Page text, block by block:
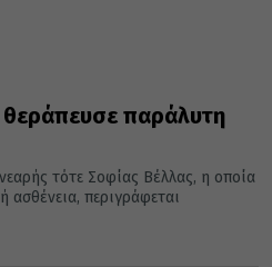
παράλυτη
τότε Σοφίας Βέλλας, η οποία
περιγράφεται